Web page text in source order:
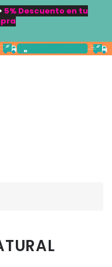
5% Descuento en tu